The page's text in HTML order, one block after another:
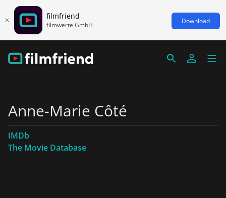
filmfriend
filmwerte GmbH Download
Anne-Marie Côté
IMDb
The Movie Database